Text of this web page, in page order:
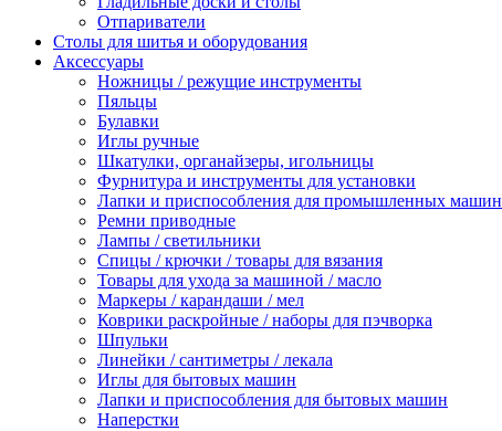
Отпариватели
Столы для шитья и оборудования
Аксессуары
Ножницы / режущие инструменты
Пяльцы
Булавки
Иглы ручные
Шкатулки, органайзеры, игольницы
Фурнитура и инструменты для установки
Лапки и приспособления для промышленных машин
Ремни приводные
Лампы / светильники
Спицы / крючки / товары для вязания
Товары для ухода за машиной / масло
Маркеры / карандаши / мел
Коврики раскройные / наборы для пэчворка
Шпульки
Линейки / сантиметры / лекала
Иглы для бытовых машин
Лапки и приспособления для бытовых машин
Наперстки